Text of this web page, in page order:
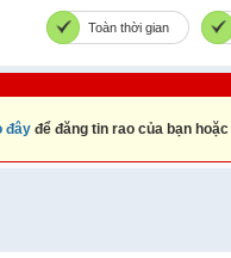
Toàn thời gian
đây để đăng tin rao của bạn hoặc